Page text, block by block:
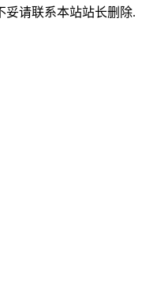
妥请联系本站站长删除.